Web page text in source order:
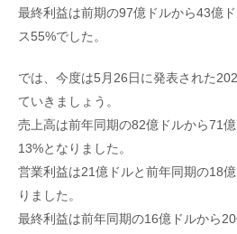
最終利益は前期の97億ドルから43億
ス55%でした。
では、今度は5月26日に発表された
ていきましょう。
売上高は前年同期の82億ドルから71
13%となりました。
営業利益は21億ドルと前年同期の18
りました。
最終利益は前年同期の16億ドルから